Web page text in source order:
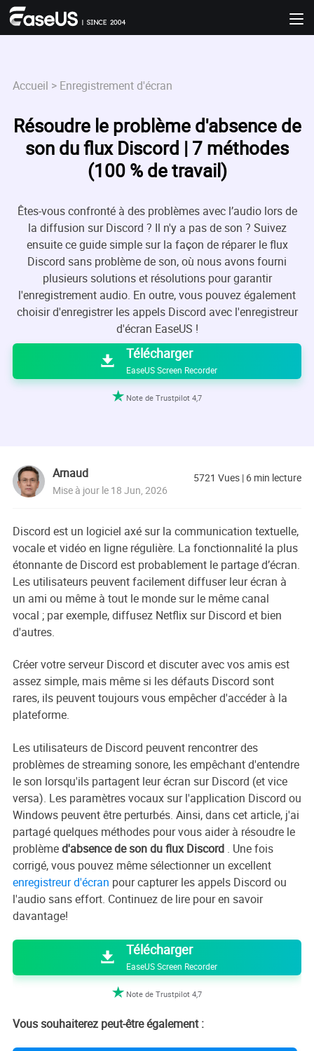
Accueil > Enregistrement d'écran
Résoudre le problème d'absence de
son du flux Discord | 7 méthodes
(100 % de travail)
Êtes-vous confronté à des problèmes avec l’audio lors de
la diffusion sur Discord ? Il n'y a pas de son ? Suivez
ensuite ce guide simple sur la façon de réparer le flux
Discord sans problème de son, où nous avons fourni
plusieurs solutions et résolutions pour garantir
l'enregistrement audio. En outre, vous pouvez également
choisir d'enregistrer les appels Discord avec l'enregistreur
d'écran EaseUS !
 Télécharger
EaseUS Screen Recorder
 Note de Trustpilot 4,7
Arnaud
Mise à jour le 18 Jun, 2026
5721 Vues | 6 min lecture
Discord est un logiciel axé sur la communication textuelle,
vocale et vidéo en ligne régulière. La fonctionnalité la plus
étonnante de Discord est probablement le partage d’écran.
Les utilisateurs peuvent facilement diffuser leur écran à
un ami ou même à tout le monde sur le même canal
vocal ; par exemple, diffusez Netflix sur Discord et bien
d'autres.
Créer votre serveur Discord et discuter avec vos amis est
assez simple, mais même si les défauts Discord sont
rares, ils peuvent toujours vous empêcher d'accéder à la
plateforme.
Les utilisateurs de Discord peuvent rencontrer des
problèmes de streaming sonore, les empêchant d'entendre
le son lorsqu'ils partagent leur écran sur Discord (et vice
versa). Les paramètres vocaux sur l'application Discord ou
Windows peuvent être perturbés. Ainsi, dans cet article, j'ai
partagé quelques méthodes pour vous aider à résoudre le
problèmed'absence de son du flux Discord. Une fois
corrigé, vous pouvez même sélectionner un excellent
enregistreur d'écran pour capturer les appels Discord ou
l'audio sans effort. Continuez de lire pour en savoir
davantage!
 Télécharger
EaseUS Screen Recorder
 Note de Trustpilot 4,7
Vous souhaiterez peut-être également :